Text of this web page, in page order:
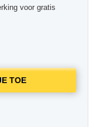
voor gratis
TOE